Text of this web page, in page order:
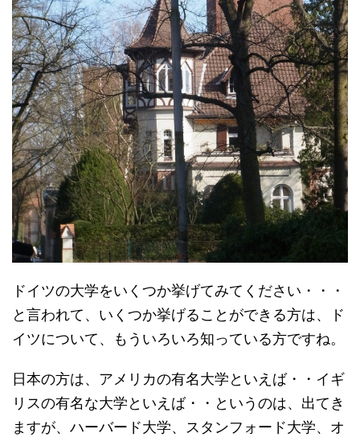
ドイツの大学をいくつか挙げてみてください・・・
と言われて、いくつか挙げることができる方は、ド
イツについて、もういろいろ知っている方ですね。
日本の方は、アメリカの有名大学といえば・・イギ
リスの有名な大学といえば・・というのは、出てき
ますが、ハーバード大学、スタンフォード大学、オ